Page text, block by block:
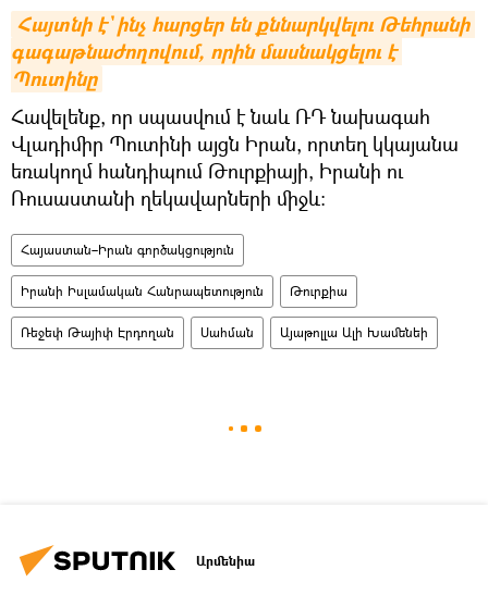
Հայտնի է` ինչ հարցեր են քննարկվելու Թեհրանի
գագաթնաժողովում, որին մասնակցելու է
Պուտինը
Հավելենք, որ սպասվում է նաև ՌԴ նախագահ
Վլադիմիր Պուտինի այցն Իրան, որտեղ կկայանա
եռակողմ հանդիպում Թուրքիայի, Իրանի ու
Ռուսաստանի ղեկավարների միջև։
Հայաստան–Իրան գործակցություն
Իրանի Իսլամական Հանրապետություն Թուրքիա
Ռեջեփ Թայիփ Էրդողան Սահման Այաթոլլա Ալի Խամենեի
Արմենիա